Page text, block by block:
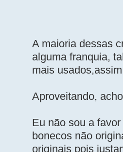
A maioria dessas
alguma franquia,
mais
Aproveitando,
Eu não sou a
bonecos não
originais pois